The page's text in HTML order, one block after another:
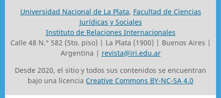
Universidad Nacional de La Plata, Facultad de Ciencias
Jurídicas y Sociales
Instituto de Relaciones Internacionales
Calle 48 N.° 582 (5to. piso) | La Plata (1900) | Buenos Aires |
Argentina | revista@iri.edu.ar
Desde 2020, el sitio y todos sus contenidos se encuentran
bajo una licencia Creative Commons BY-NC-SA 4.0